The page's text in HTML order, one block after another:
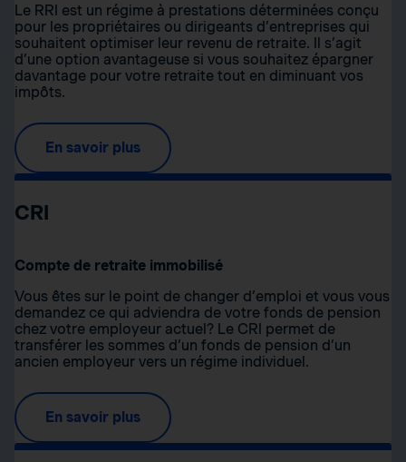
Le RRI est un régime à prestations déterminées conçu
pour les propriétaires ou dirigeants d’entreprises qui
souhaitent optimiser leur revenu de retraite. Il s’agit
d’une option avantageuse si vous souhaitez épargner
davantage pour votre retraite tout en diminuant vos
impôts.
En savoir plus
CRI
Compte de retraite immobilisé
Vous êtes sur le point de changer d’emploi et vous vous
demandez ce qui adviendra de votre fonds de pension
chez votre employeur actuel? Le CRI permet de
transférer les sommes d’un fonds de pension d’un
ancien employeur vers un régime individuel.
En savoir plus